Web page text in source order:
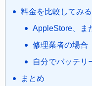
料金を比較してみる
AppleStore、ま
修理業者の場合
自分でバッテリ
まとめ